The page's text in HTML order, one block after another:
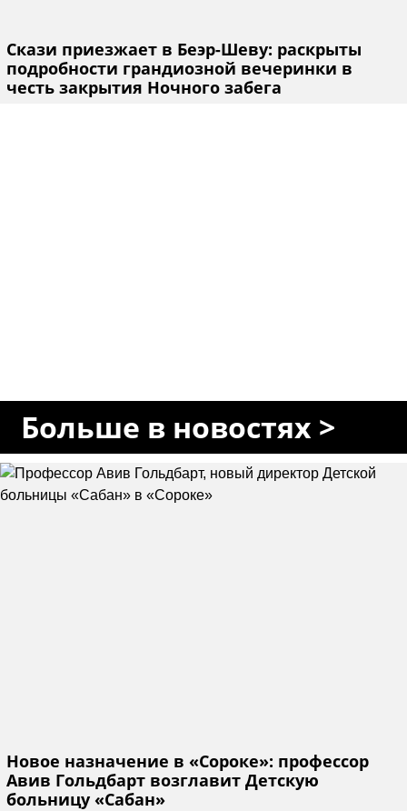
Скази приезжает в Беэр-Шеву: раскрыты
подробности грандиозной вечеринки в
честь закрытия Ночного забега
Больше в новостях >
Новое назначение в «Сороке»: профессор
Авив Гольдбарт возглавит Детскую
больницу «Сабан»